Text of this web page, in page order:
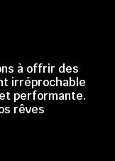
à offrir des
irréprochable
performante.
rêves